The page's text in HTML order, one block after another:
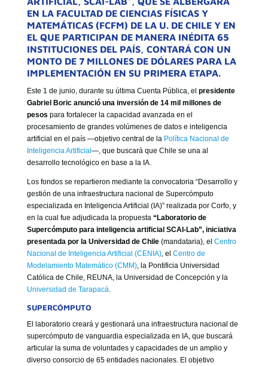
GOBIERNO CORPORATIVO
NUESTRO EQUIPO
EN LA FACULTAD DE CIENCIAS FÍSICAS Y
MATEMÁTICAS (FCFM) DE LA U. DE CHILE Y EN
EL QUE PARTICIPAN DE MANERA INÉDITA 65
INSTITUCIONES DEL PAÍS, CONTARÁ CON UN
MONTO DE 7 MILLONES DE DÓLARES PARA LA
IMPLEMENTACIÓN EN SU PRIMERA ETAPA.
Este 1 de junio, durante su última Cuenta Pública, el presidente
Gabriel Boric anunció una inversión de 14 mil millones de
pesos para fortalecer la capacidad avanzada en el
procesamiento de grandes volúmenes de datos e inteligencia
artificial en el país —objetivo central de la Política Nacional de
Inteligencia Artificial —, que buscará que Chile se una al
desarrollo tecnológico en base a la IA.
Los fondos se repartieron mediante la convocatoria “Desarrollo y
gestión de una infraestructura nacional de Supercómputo
especializada en Inteligencia Artificial (IA)” realizada por Corfo, y
en la cual fue adjudicada la propuesta“Laboratorio de
Supercómputo para inteligencia artificial SCAI-Lab”, iniciativa
presentada por la Universidad de Chile(mandataria), el Centro
Nacional de Inteligencia Artificial (CENIA), el Centro de
Modelamiento Matemático (CMM), la Pontificia Universidad
Católica de Chile, REUNA, la Universidad de Concepción y la
Universidad de Tarapacá.
SUPERCÓMPUTO
El laboratorio creará y gestionará una infraestructura nacional de
supercómputo de vanguardia especializada en IA, que buscará
articular la suma de voluntades y capacidades de un amplio y
diverso consorcio de 65 entidades nacionales. El objetivo